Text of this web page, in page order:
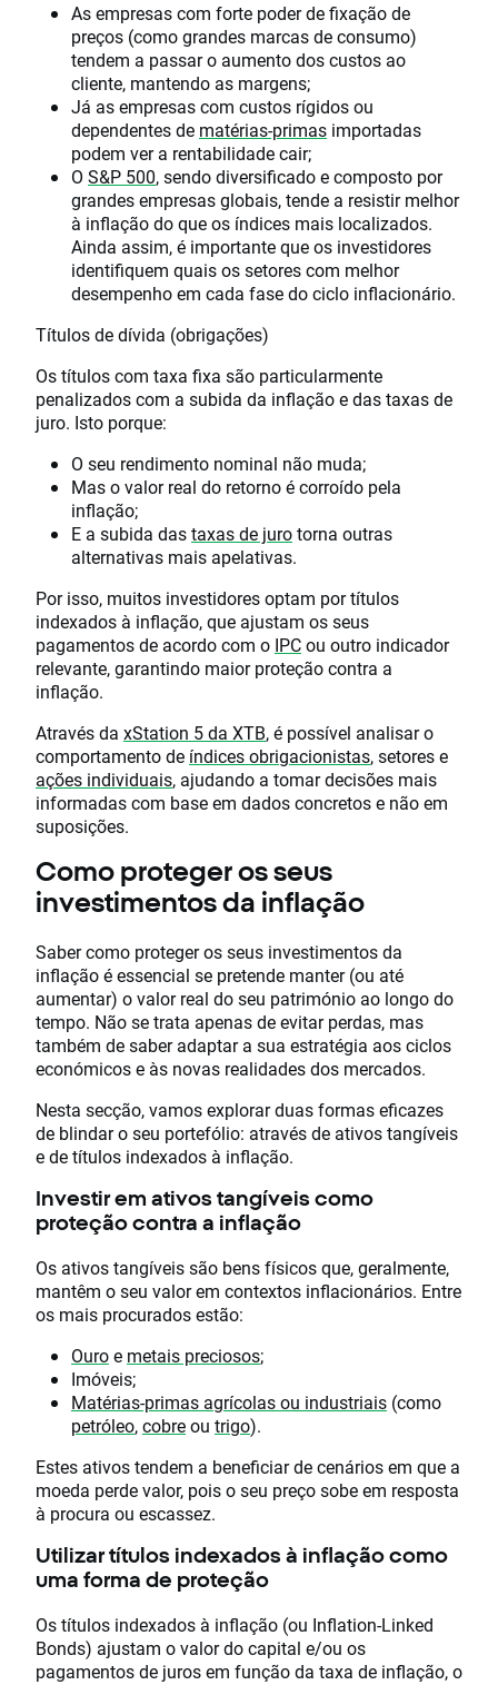
As empresas com forte poder de fixação de
preços (como grandes marcas de consumo)
tendem a passar o aumento dos custos ao
cliente, mantendo as margens;
Já as empresas com custos rígidos ou
dependentes de matérias-primas importadas
podem ver a rentabilidade cair;
O S&P 500, sendo diversificado e composto por
grandes empresas globais, tende a resistir melhor
à inflação do que os índices mais localizados.
Ainda assim, é importante que os investidores
identifiquem quais os setores com melhor
desempenho em cada fase do ciclo inflacionário.
Títulos de dívida (obrigações)
Os títulos com taxa fixa são particularmente
penalizados com a subida da inflação e das taxas de
juro. Isto porque:
O seu rendimento nominal não muda;
Mas o valor real do retorno é corroído pela
inflação;
E a subida dastaxas de jurotorna outras
alternativas mais apelativas.
Por isso, muitos investidores optam por títulos
indexados à inflação, que ajustam os seus
pagamentos de acordo com o IPCou outro indicador
relevante, garantindo maior proteção contra a
inflação.
Através da xStation 5 da XTB, é possível analisar o
comportamento de índices obrigacionistas, setores e
ações individuais, ajudando a tomar decisões mais
informadas com base em dados concretos e não em
suposições.
Como proteger os seus
investimentos da inflação
Saber como proteger os seus investimentos da
inflação é essencial se pretende manter (ou até
aumentar) o valor real do seu património ao longo do
tempo. Não se trata apenas de evitar perdas, mas
também de saber adaptar a sua estratégia aos ciclos
económicos e às novas realidades dos mercados.
Nesta secção, vamos explorar duas formas eficazes
de blindar o seu portefólio: através de ativos tangíveis
e de títulos indexados à inflação.
Investir em ativos tangíveis como
proteção contra a inflação
Os ativos tangíveis são bens físicos que, geralmente,
mantêm o seu valor em contextos inflacionários. Entre
os mais procurados estão:
Ouroe metais preciosos;
Imóveis;
Matérias-primas agrícolas ou industriais (como
petróleo,cobreou trigo).
Estes ativos tendem a beneficiar de cenários em que a
moeda perde valor, pois o seu preço sobe em resposta
à procura ou escassez.
Utilizar títulos indexados à inflação como
uma forma de proteção
Os títulos indexados à inflação (ou Inflation-Linked
Bonds) ajustam o valor do capital e/ou os
pagamentos de juros em função da taxa de inflação, o